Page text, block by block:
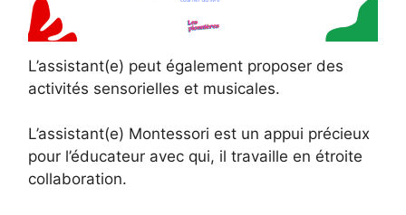
L’assistant(e) peut également proposer des
activités sensorielles et musicales.
L’assistant(e) Montessori est un appui précieux
pour l’éducateur avec qui, il travaille en étroite
collaboration.